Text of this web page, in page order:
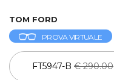
TOM FORD
PROVA VIRTUALE
FT5947-B € 290.00